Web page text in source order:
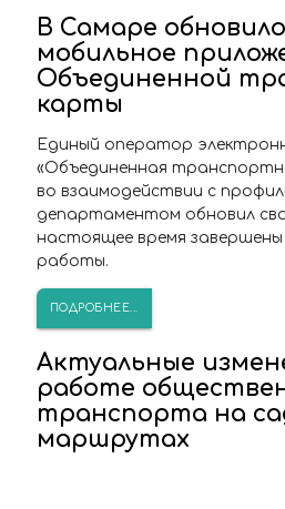
В Самаре
мобильное
Объединенной
карты
Единый оператор
«Объединенная
во взаимодействии с
департаментом обновил
настоящее время завершены
работы.
ПОДРОБНЕЕ...
Актуальные
работе
транспорта на
маршрутах